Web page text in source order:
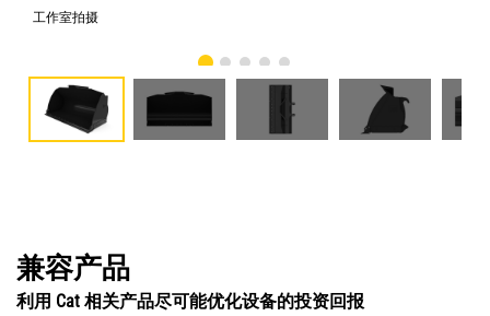
工作室拍摄
兼容产品
利用 Cat 相关产品尽可能优化设备的投资回报